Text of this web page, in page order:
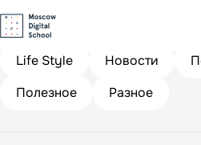
Life Style
Новости
Полезное
Разное